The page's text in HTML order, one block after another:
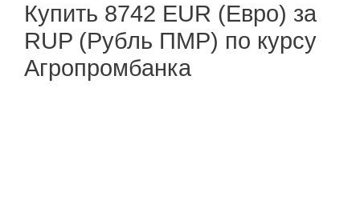
Купить 8742 EUR (Евро) за
RUP (Рубль ПМР) по курсу
Агропромбанка